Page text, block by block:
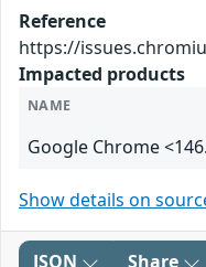
Reference
https://
Impacted products
NAME
Google Chrome
Show details on
JSON Share